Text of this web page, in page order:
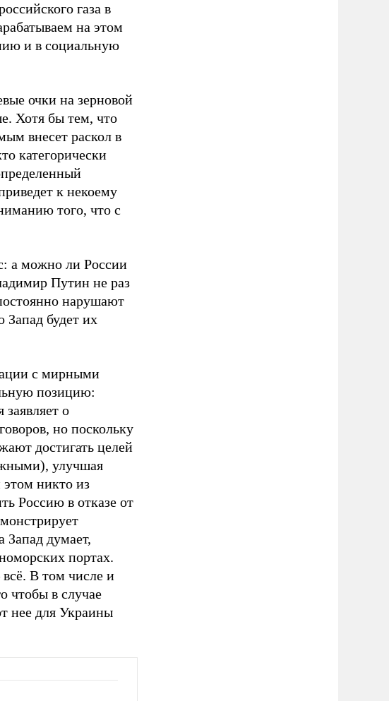
газа в
на этом
и в социальную
очки на зерновой
Хотя бы тем, что
внесет раскол в
категорически
к некоему
того, что с
а можно ли России
Путин не раз
нарушают
Запад будет их
с мирными
позицию:
о
но поскольку
достигать целей
улучшая
никто из
Россию в отказе от
Запад думает,
портах.
В том числе и
чтобы в случае
нее для Украины